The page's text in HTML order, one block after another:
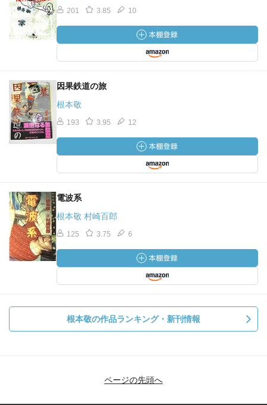
201 3.85 10
因果鉄道の旅
根本敬
193 3.95 12
電波系
根本敬 村崎百郎
125 3.75 6
根本敬の作品ランキング・新刊情報
ページの先頭へ